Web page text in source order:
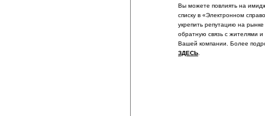
Вы можете повлиять на
списку в «Электронном
укрепить репутацию на
обратную связь с жителями и
Вашей компании. Более
ЗДЕСЬ